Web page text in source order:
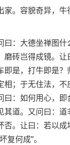
。容貌奇异，
：大德坐禅图
砖岂得成镜。
是，打牛即是
；于无住法，
：如何用心，
道。又问曰：
。让曰：若以成
何成”。